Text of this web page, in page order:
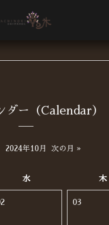
ダー（Calendar）
2024年10月 次の月 »
水 木
03